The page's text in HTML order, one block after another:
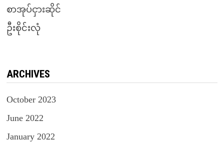
စာအုပ်ငှားဆိုင်
ဦးစိုင်းလုံ
ARCHIVES
October 2023
June 2022
January 2022